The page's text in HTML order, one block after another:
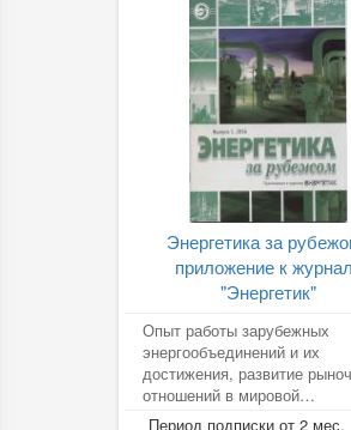
Энергетика за
приложение к
"Энергетик"
Опыт работы зарубежных
энергообъединений и их
достижения, развитие
отношений в мировой
электроэнергетике.
Период подписки от 2 мес.